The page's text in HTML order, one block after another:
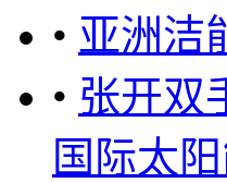
• 亚洲洁
• 张开双
国际太